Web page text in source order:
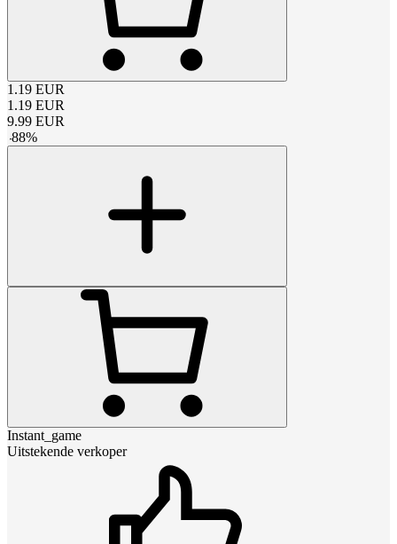
1.19 EUR
1.19 EUR
9.99 EUR
-88%
Instant_game
Uitstekende verkoper